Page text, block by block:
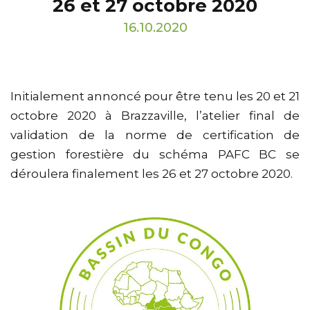
26 et 27 octobre 2020
16.10.2020
Initialement annoncé pour être tenu les 20 et 21
octobre 2020 à Brazzaville, l’atelier final de
validation de la norme de certification de
gestion forestière du schéma PAFC BC se
déroulera finalement les 26 et 27 octobre 2020.